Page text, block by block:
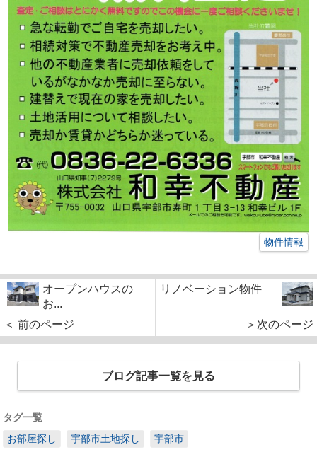
物件情報
オープンハウスの
お...
＜ 前のページ
リノベーション物件
＞次のページ
ブログ記事一覧を見る
タグ一覧
お部屋探し
宇部市土地探し 宇部市